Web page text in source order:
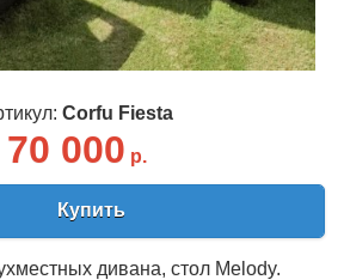
Corfu Fiesta
70 000 р.
Купить
дивана, стол Melody.